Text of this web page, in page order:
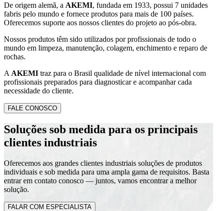
De origem alemã, a AKEMI, fundada em 1933, possui 7 unidades
fabris pelo mundo e fornece produtos para mais de 100 países.
Oferecemos suporte aos nossos clientes do projeto ao pós-obra.
Nossos produtos têm sido utilizados por profissionais de todo o
mundo em limpeza, manutenção, colagem, enchimento e reparo de
rochas.
A AKEMI traz para o Brasil qualidade de nível internacional com
profissionais preparados para diagnosticar e acompanhar cada
necessidade do cliente.
FALE CONOSCO
Soluções sob medida para os principais
clientes industriais
Oferecemos aos grandes clientes industriais soluções de produtos
individuais e sob medida para uma ampla gama de requisitos. Basta
entrar em contato conosco — juntos, vamos encontrar a melhor
solução.
FALAR COM ESPECIALISTA